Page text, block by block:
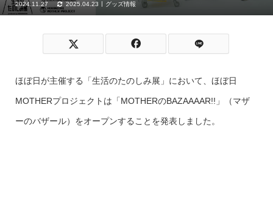
2024.11.27 2025.04.23 グッズ情報
ほぼ日が主催する「生活のたのしみ展」において、ほぼ日
MOTHERプロジェクトは「MOTHERのBAZAAAAR!!」（マザ
ーのバザール）をオープンすることを発表しました。